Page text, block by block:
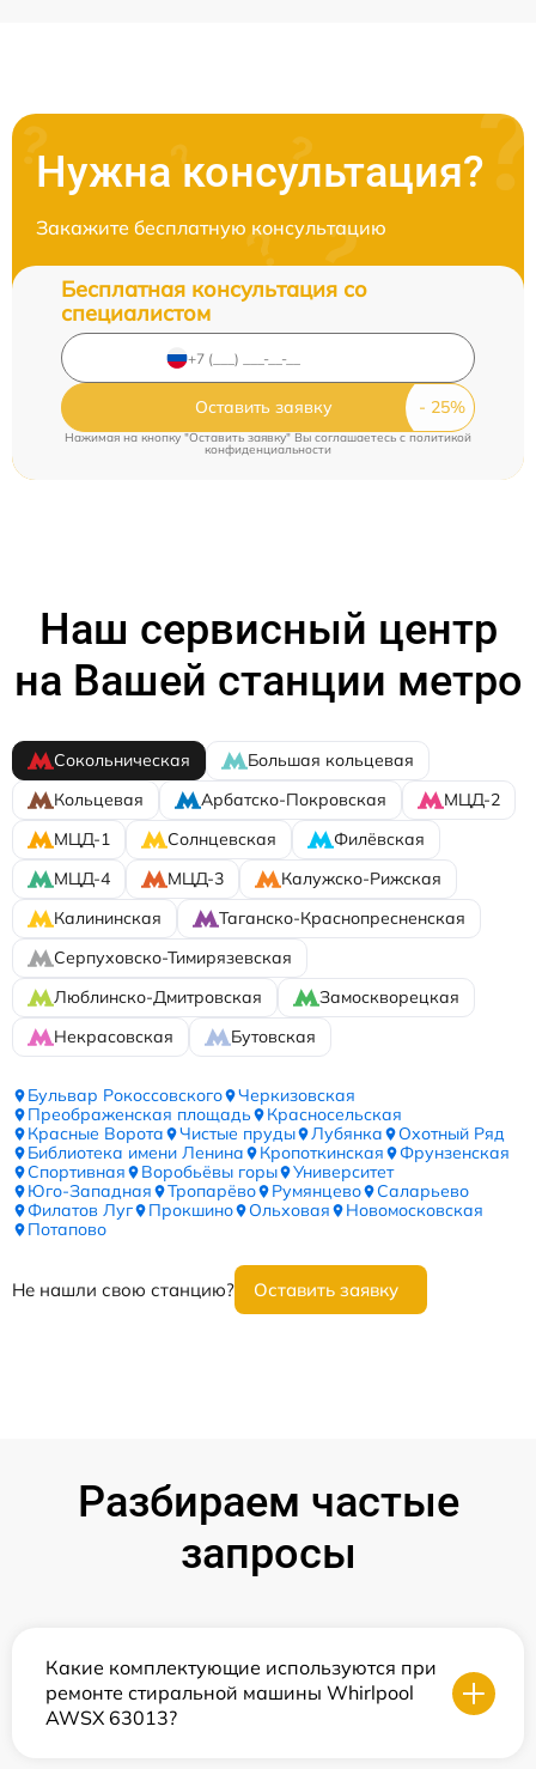
Нужна консультация?
Закажите бесплатную консультацию
Бесплатная консультация со
специалистом
Оставить заявку
Нажимая на кнопку "Оставить заявку" Вы соглашаетесь c политикой
конфиденциальности
Наш сервисный центр
на Вашей станции метро
Сокольническая
Большая кольцевая
Кольцевая
Арбатско-Покровская
МЦД-2
МЦД-1
Солнцевская
Филёвская
МЦД-4
МЦД-3
Калужско-Рижская
Калининская
Таганско-Краснопресненская
Серпуховско-Тимирязевская
Люблинско-Дмитровская
Замоскворецкая
Некрасовская
Бутовская
Бульвар Рокоссовского
Черкизовская
Преображенская площадь
Красносельская
Красные Ворота
Чистые пруды Лубянка
Охотный Ряд
Библиотека имени Ленина
Кропоткинская
Фрунзенская
Спортивная
Воробьёвы горы
Университет
Юго-Западная
Тропарёво Румянцево
Саларьево
Филатов Луг
Прокшино Ольховая
Новомосковская
Потапово
Не нашли свою станцию? Оставить заявку
Разбираем частые
запросы
Какие комплектующие используются при
ремонте стиральной машины Whirlpool
AWSX 63013?